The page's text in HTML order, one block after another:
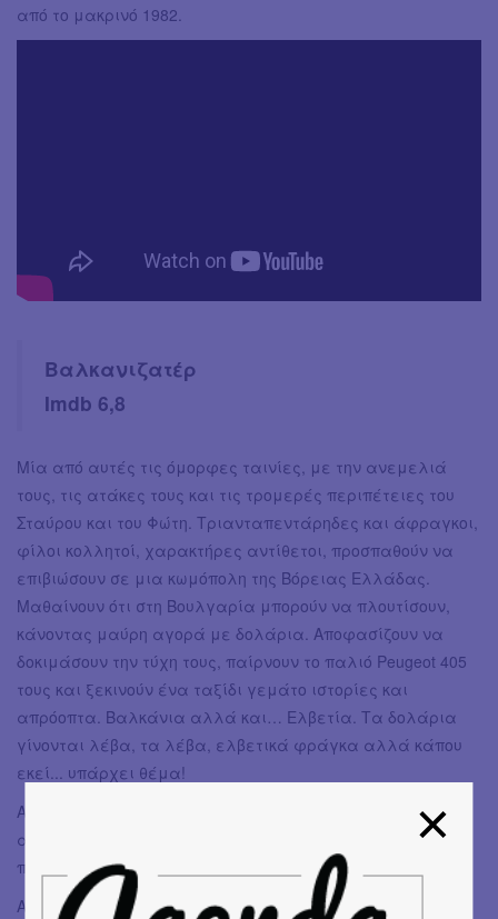
από το μακρινό 1982.
Βαλκανιζατέρ
Imdb 6,8
Μία από αυτές τις όμορφες ταινίες, με την ανεμελιά
τους, τις ατάκες τους και τις τρομερές περιπέτειες του
Σταύρου και του Φώτη. Τριανταπεντάρηδες και άφραγκοι,
φίλοι κολλητοί, χαρακτήρες αντίθετοι, προσπαθούν να
επιβιώσουν σε μια κωμόπολη της Βόρειας Ελλάδας.
Μαθαίνουν ότι στη Βουλγαρία μπορούν να πλουτίσουν,
κάνοντας μαύρη αγορά με δολάρια. Αποφασίζουν να
δοκιμάσουν την τύχη τους, παίρνουν το παλιό Peugeot 405
τους και ξεκινούν ένα ταξίδι γεμάτο ιστορίες και
απρόοπτα. Βαλκάνια αλλά και… Ελβετία. Τα δολάρια
γίνονται λέβα, τα λέβα, ελβετικά φράγκα αλλά κάπου
εκεί... υπάρχει θέμα!
Αξίζει για τις ατάκες, το γέλιο αλλά και τις πικρές
αλήθειες που πραγματεύεται σχετικά με την
προσπάθειά μας να ζήσουμε μια καλύτερη ζωή.
Απίθανη η σκηνή που ο Μάινας χορεύει στο τραγούδι της